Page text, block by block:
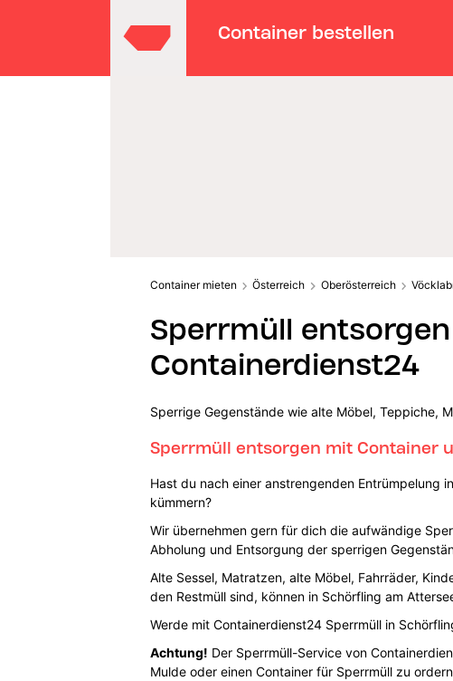
Container bestellen
Container mieten Österreich Oberösterreich
Sperrmüll
Containerdienst24
Sperrige Gegenstände wie alte Möbel, Teppiche,
Sperrmüll entsorgen mit Container
Hast du nach einer anstrengenden Entrümpelung
kümmern?
Wir übernehmen gern für dich die aufwändige
Abholung und Entsorgung der sperrigen
Alte Sessel, Matratzen, alte Möbel, Fahrräder,
den Restmüll sind, können in Schörfling am
Werde mit Containerdienst24 Sperrmüll in
Achtung! Der Sperrmüll-Service von
Mulde oder einen Container für Sperrmüll zu